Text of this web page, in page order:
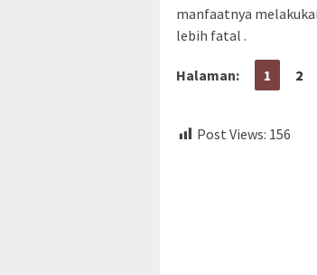
manfaatnya
lebih fatal .
Halaman: 1 2
Post Views: 156